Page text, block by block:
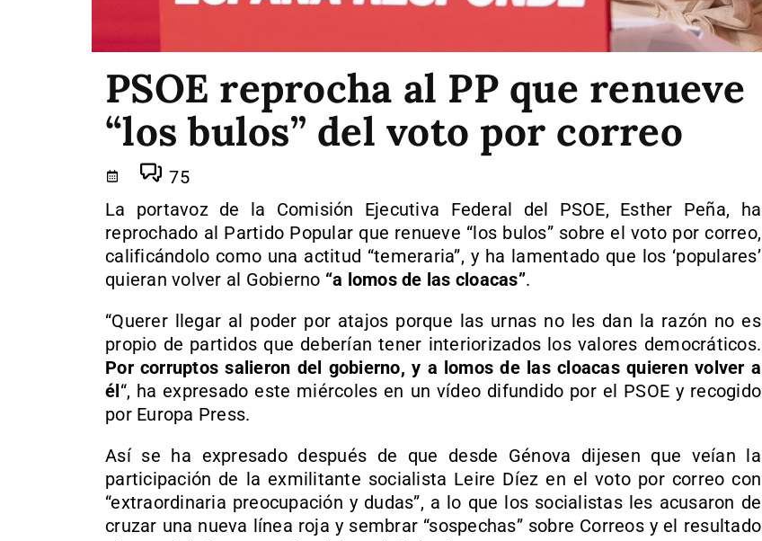
PSOE reprocha al PP que renueve
“los bulos” del voto por correo
75
La portavoz de la Comisión Ejecutiva Federal del PSOE, Esther Peña, ha
reprochado al Partido Popular que renueve “los bulos” sobre el voto por correo,
calificándolo como una actitud “temeraria”, y ha lamentado que los ‘populares’
quieran volver al Gobierno “a lomos de las cloacas”.
“Querer llegar al poder por atajos porque las urnas no les dan la razón no es
propio de partidos que deberían tener interiorizados los valores democráticos.
Por corruptos salieron del gobierno, y a lomos de las cloacas quieren volver a
él“, ha expresado este miércoles en un vídeo difundido por el PSOE y recogido
por Europa Press.
Así se ha expresado después de que desde Génova dijesen que veían la
participación de la exmilitante socialista Leire Díez en el voto por correo con
“extraordinaria preocupación y dudas”, a lo que los socialistas les acusaron de
cruzar una nueva línea roja y sembrar “sospechas” sobre Correos y el resultado